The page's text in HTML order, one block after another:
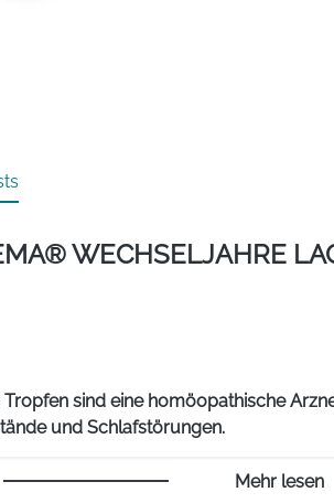
WECHSELJAHRE
sind eine homöopathische
und Schlafstörungen.
akuten und chronischen Mehr lesen